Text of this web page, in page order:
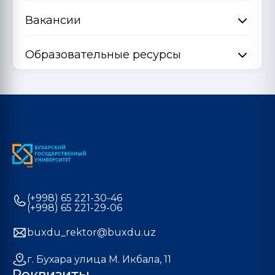
Вакансии
Образовательные ресурсы
(+998) 65 221-30-46
(+998) 65 221-29-06
buxdu_rektor@buxdu.uz
г. Бухара улица М. Икбала, 11